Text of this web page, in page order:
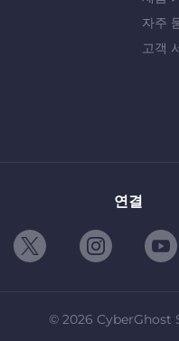
자주
고객
연결
© 2026 CyberGhost